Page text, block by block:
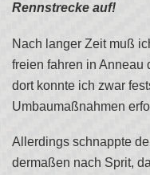
Rennstrecke auf!
Nach langer Zeit muß
freien fahren in Anneau
dort konnte ich zwar
Umbaumaßnahmen
Allerdings schnappte
dermaßen nach Sprit,